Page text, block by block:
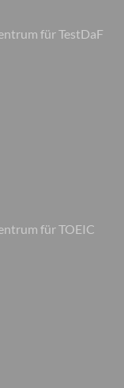
für TestDaF
für TOEIC